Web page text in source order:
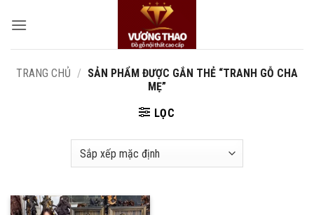
qua
TRANG CHỦ / SẢN PHẨM ĐƯỢC GẮN THẺ “TRANH GỖ CHA
MẸ”
LỌC